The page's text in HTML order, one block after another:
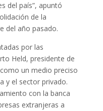
del país”, apuntó
de la
del año pasado.
por las
Held, presidente de
un medio preciso
y el sector privado.
con la banca
extranjeras a